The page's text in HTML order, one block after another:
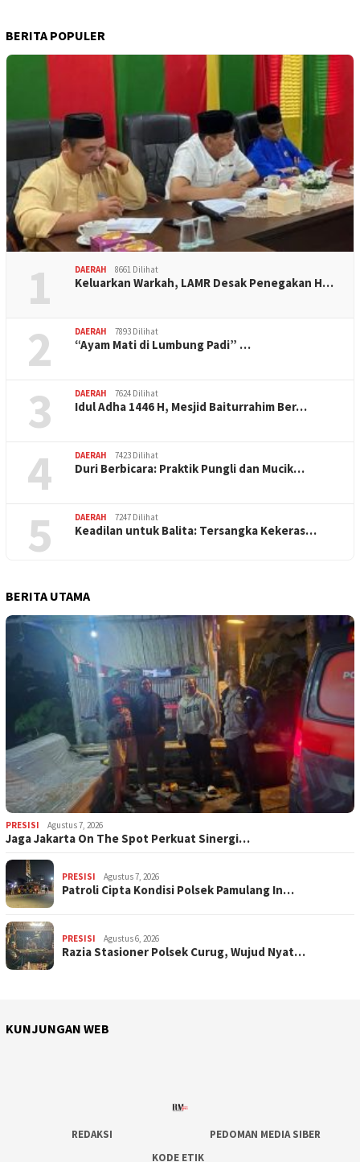
BERITA POPULER
1 DAERAH 8661 Dilihat
Keluarkan Warkah, LAMR Desak Penegakan H…
2 DAERAH 7893 Dilihat
“Ayam Mati di Lumbung Padi” …
3 DAERAH 7624 Dilihat
Idul Adha 1446 H, Mesjid Baiturrahim Ber…
4 DAERAH 7423 Dilihat
Duri Berbicara: Praktik Pungli dan Mucik…
5 DAERAH 7247 Dilihat
Keadilan untuk Balita: Tersangka Kekeras…
BERITA UTAMA
PRESISI Agustus 7, 2026
Jaga Jakarta On The Spot Perkuat Sinergi…
PRESISI Agustus 7, 2026
Patroli Cipta Kondisi Polsek Pamulang In…
PRESISI Agustus 6, 2026
Razia Stasioner Polsek Curug, Wujud Nyat…
KUNJUNGAN WEB
REDAKSI
PEDOMAN MEDIA SIBER
KODE ETIK